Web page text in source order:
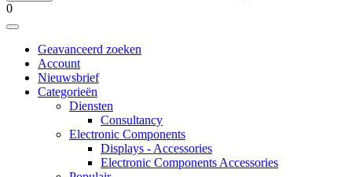
0
Geavanceerd zoeken
Account
Nieuwsbrief
Categorieën
Diensten
Consultancy
Electronic Components
Displays - Accessories
Electronic Components Accessories